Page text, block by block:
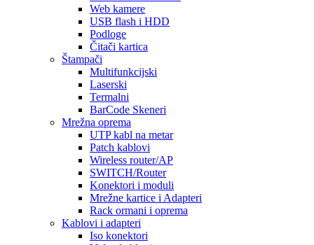
Web kamere
USB flash i HDD
Podloge
Čitači kartica
Štampači
Multifunkcijski
Laserski
Termalni
BarCode Skeneri
Mrežna oprema
UTP kabl na metar
Patch kablovi
Wireless router/AP
SWITCH/Router
Konektori i moduli
Mrežne kartice i Adapteri
Rack ormani i oprema
Kablovi i adapteri
Iso konektori